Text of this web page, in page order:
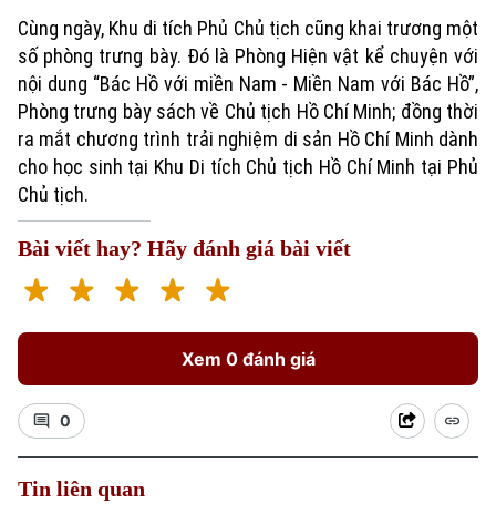
Cùng ngày, Khu di tích Phủ Chủ tịch cũng khai trương một
số phòng trưng bày. Đó là Phòng Hiện vật kể chuyện với
nội dung “Bác Hồ với miền Nam - Miền Nam với Bác Hồ”,
Phòng trưng bày sách về Chủ tịch Hồ Chí Minh; đồng thời
ra mắt chương trình trải nghiệm di sản Hồ Chí Minh dành
cho học sinh tại Khu Di tích Chủ tịch Hồ Chí Minh tại Phủ
Chủ tịch.
Bài viết hay? Hãy đánh giá bài viết
Xem 0 đánh giá
0
Tin liên quan